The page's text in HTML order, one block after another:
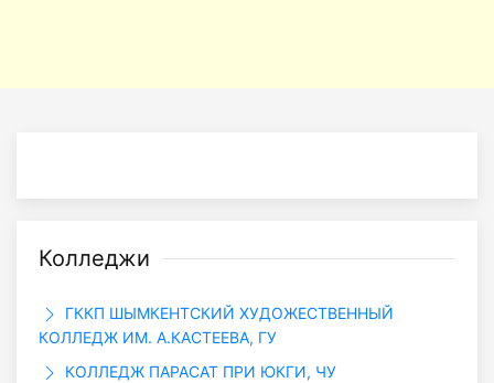
Колледжи
ГККП ШЫМКЕНТСКИЙ ХУДОЖЕСТВЕННЫЙ
КОЛЛЕДЖ ИМ. А.КАСТЕЕВА, ГУ
КОЛЛЕДЖ ПАРАСАТ ПРИ ЮКГИ, ЧУ